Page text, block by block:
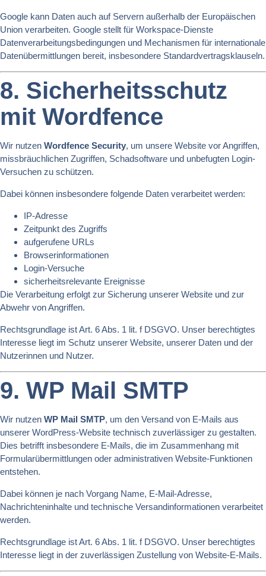
Google kann Daten auch auf Servern außerhalb der Europäischen
Union verarbeiten. Google stellt für Workspace-Dienste
Datenverarbeitungsbedingungen und Mechanismen für internationale
Datenübermittlungen bereit, insbesondere Standardvertragsklauseln.
8. Sicherheitsschutz
mit Wordfence
Wir nutzen Wordfence Security, um unsere Website vor Angriffen,
missbräuchlichen Zugriffen, Schadsoftware und unbefugten Login-
Versuchen zu schützen.
Dabei können insbesondere folgende Daten verarbeitet werden:
IP-Adresse
Zeitpunkt des Zugriffs
aufgerufene URLs
Browserinformationen
Login-Versuche
sicherheitsrelevante Ereignisse
Die Verarbeitung erfolgt zur Sicherung unserer Website und zur
Abwehr von Angriffen.
Rechtsgrundlage ist Art. 6 Abs. 1 lit. f DSGVO. Unser berechtigtes
Interesse liegt im Schutz unserer Website, unserer Daten und der
Nutzerinnen und Nutzer.
9. WP Mail SMTP
Wir nutzen WP Mail SMTP, um den Versand von E-Mails aus
unserer WordPress-Website technisch zuverlässiger zu gestalten.
Dies betrifft insbesondere E-Mails, die im Zusammenhang mit
Formularübermittlungen oder administrativen Website-Funktionen
entstehen.
Dabei können je nach Vorgang Name, E-Mail-Adresse,
Nachrichteninhalte und technische Versandinformationen verarbeitet
werden.
Rechtsgrundlage ist Art. 6 Abs. 1 lit. f DSGVO. Unser berechtigtes
Interesse liegt in der zuverlässigen Zustellung von Website-E-Mails.